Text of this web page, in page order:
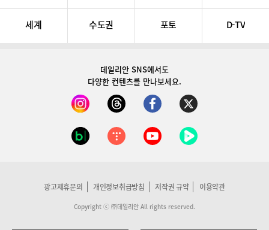
세계 수도권 포토 D-TV
데일리안 SNS에서도
다양한 컨텐츠를 만나보세요.
광고제휴문의 개인정보취급방침 저작권 규약 이용약관
Copyright ⓒ ㈜데일리안 All rights reserved.